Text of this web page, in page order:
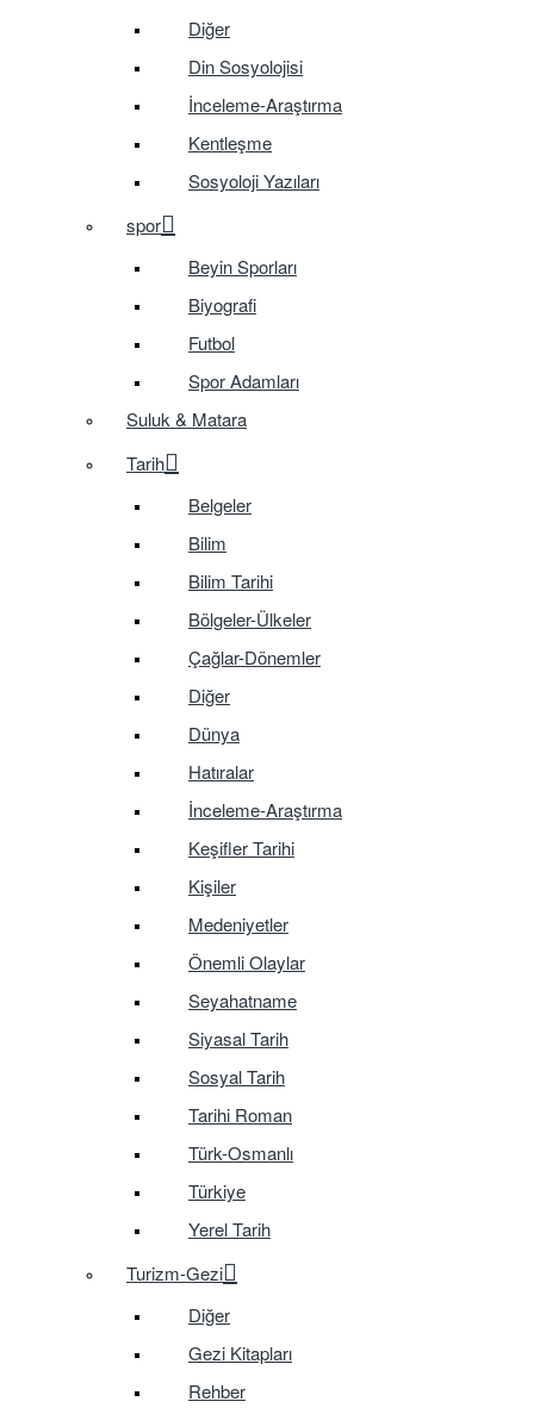
Diğer
Din Sosyolojisi
İnceleme-Araştırma
Kentleşme
Sosyoloji Yazıları
spor
Beyin Sporları
Biyografi
Futbol
Spor Adamları
Suluk & Matara
Tarih
Belgeler
Bilim
Bilim Tarihi
Bölgeler-Ülkeler
Çağlar-Dönemler
Diğer
Dünya
Hatıralar
İnceleme-Araştırma
Keşifler Tarihi
Kişiler
Medeniyetler
Önemli Olaylar
Seyahatname
Siyasal Tarih
Sosyal Tarih
Tarihi Roman
Türk-Osmanlı
Türkiye
Yerel Tarih
Turizm-Gezi
Diğer
Gezi Kitapları
Rehber